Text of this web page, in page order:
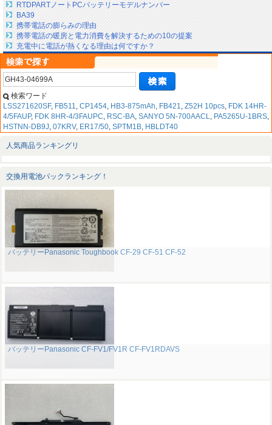
RTDPARTノートPCバッテリーモデルナンバー
BA39
携帯電話の膨らみの理由
携帯電話の暖房と電力消費を解決するための10の提案
充電中に電話が熱くなる理由は何ですか？
検索ワード
LSS271620SF, FB511, CP1454, HB3-875mAh, FB421, Z52H 10pcs, FDK 14HR-
4/5FAUP, FDK 8HR-4/3FAUPC, RSC-BA, SANYO 5N-700AACL, PA5265U-1BRS,
HSTNN-DB9J, 07KRV, ER17/50, SPTM1B, HBLDT40
人気商品ランキングリ
交換用電池パックランキング！
バッテリーPanasonic Toughbook CF-29 CF-51 CF-52
バッテリーPanasonic CF-FV1/FV1R CF-FV1RDAVS